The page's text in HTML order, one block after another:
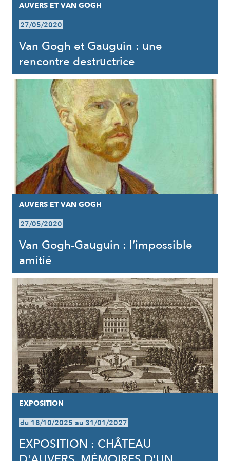
AUVERS ET VAN GOGH
27/05/2020
Van Gogh et Gauguin : une
rencontre destructrice
AUVERS ET VAN GOGH
27/05/2020
Van Gogh-Gauguin : l’impossible
amitié
EXPOSITION
du 18/10/2025 au 31/01/2027
EXPOSITION : CHÂTEAU